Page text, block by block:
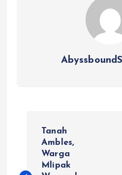
s
Tanah
Ambles,
Warga
Mlipak